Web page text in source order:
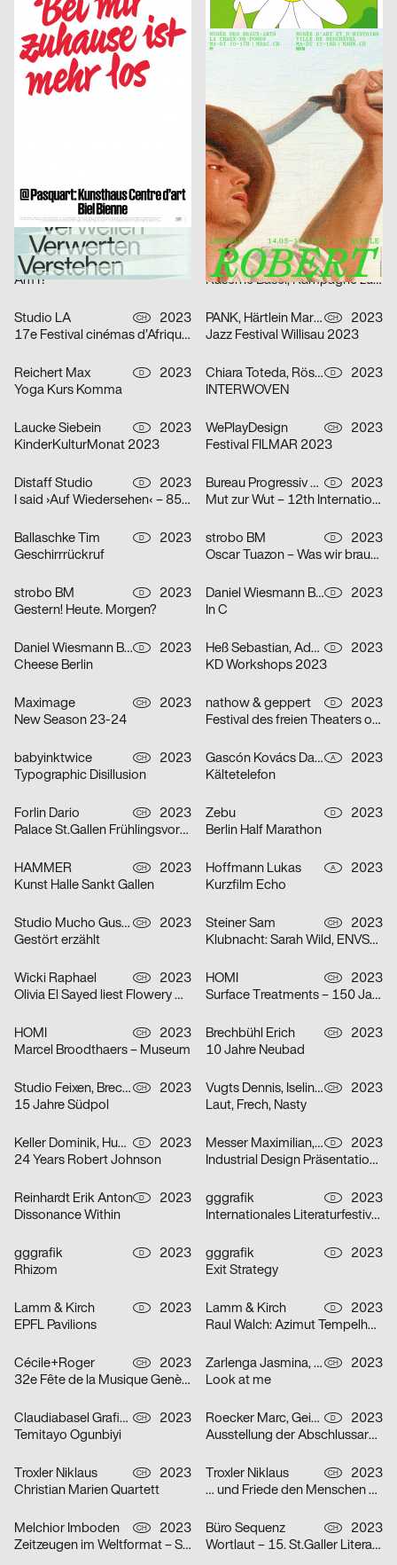
Queer Underground Movement Night Party
Putschka Pascal
2023
(Re; Short-)Circuit of (Un-)Life
onlab CH
2023
Robert
Marstaller Lukas D
2023
Spector Books
Shortnotice Studio D
2023
Das Denkmal ist …
Amériques noires
SUPERO CH
2023
Nuit de la Photo #10
Beck Janice
Am I?
Tristesse CH
2023
Kaserne Basel, Kampagne zum Saisonstart
Studio LA CH
2023
17e Festival cinémas d’Afrique – Lausanne
PANK, Härtlein Martin »Fuzzy« CH
2023
Jazz Festival Willisau 2023
Reichert Max D
2023
Yoga Kurs Komma
Chiara Toteda, Rösener Lukas D
2023
INTERWOVEN
Laucke Siebein D
2023
KinderKulturMonat 2023
WePlayDesign CH
2023
Festival FILMAR 2023
Distaff Studio D
2023
I said ›Auf Wiedersehen‹ – 85 Jahre Kindertransport nach Großbritannien
Bureau Progressiv visuelle Kommunikation D
2023
Mut zur Wut – 12th International Poster Competition
Ballaschke Tim D
2023
Geschirrrückruf
strobo BM D
2023
Oscar Tuazon – Was wir brauchen
strobo BM D
2023
Gestern! Heute. Morgen?
Daniel Wiesmann Büro für Gestaltung D
2023
In C
Daniel Wiesmann Büro für Gestaltung D
2023
Cheese Berlin
Heß Sebastian, Adolphi Pirmin D
2023
KD Workshops 2023
Maximage CH
2023
New Season 23-24
nathow & geppert D
2023
Festival des freien Theaters ohne Haus
babyinktwice CH
2023
Typographic Disillusion
Gascón Kovács Daniel A
2023
Kältetelefon
Forlin Dario CH
2023
Palace St.Gallen Frühlingsvorschau
Zebu D
2023
Berlin Half Marathon
HAMMER CH
2023
Kunst Halle Sankt Gallen
Hoffmann Lukas A
2023
Kurzfilm Echo
Studio Mucho Gusto CH
2023
Gestört erzählt
Steiner Sam CH
2023
Klubnacht: Sarah Wild, ENVSRL und Guy de Prà
Wicki Raphael CH
2023
Olivia El Sayed liest Flowery Wordis
HOMI CH
2023
Surface Treatments – 150 Jahre Zeit
HOMI CH
2023
Marcel Broodthaers – Museum
Brechbühl Erich CH
2023
10 Jahre Neubad
Studio Feixen, Brechbühl Erich CH
2023
15 Jahre Südpol
Vugts Dennis, Iselin Marc, Funk Niclas CH
2023
Laut, Frech, Nasty
Keller Dominik, Huhn Jonas D
2023
24 Years Robert Johnson
Messer Maximilian, Körner Jonathan D
2023
Industrial Design Präsentationen 2023
Reinhardt Erik Anton D
2023
Dissonance Within
gggrafik D
2023
Internationales Literaturfestival Berlin
gggrafik D
2023
Rhizom
gggrafik D
2023
Exit Strategy
Lamm & Kirch D
2023
EPFL Pavilions
Lamm & Kirch D
2023
Raul Walch: Azimut Tempelhof – Collective Kite Flying
Cécile+Roger CH
2023
32e Fête de la Musique Genève
Zarlenga Jasmina, Borando Alessio CH
2023
Look at me
Claudiabasel Grafik & Interaktion CH
2023
Temitayo Ogunbiyi
Roecker Marc, Geiss Linus D
2023
Ausstellung der Abschlussarbeiten Master Architektur & Diplome Design
Troxler Niklaus CH
2023
Christian Marien Quartett
Troxler Niklaus CH
2023
… und Friede den Menschen auf Erden
Melchior Imboden CH
2023
Zeitzeugen im Weltformat – Schweizer Plakatkunst
Büro Sequenz CH
2023
Wortlaut – 15. St.Galler Literaturfestival